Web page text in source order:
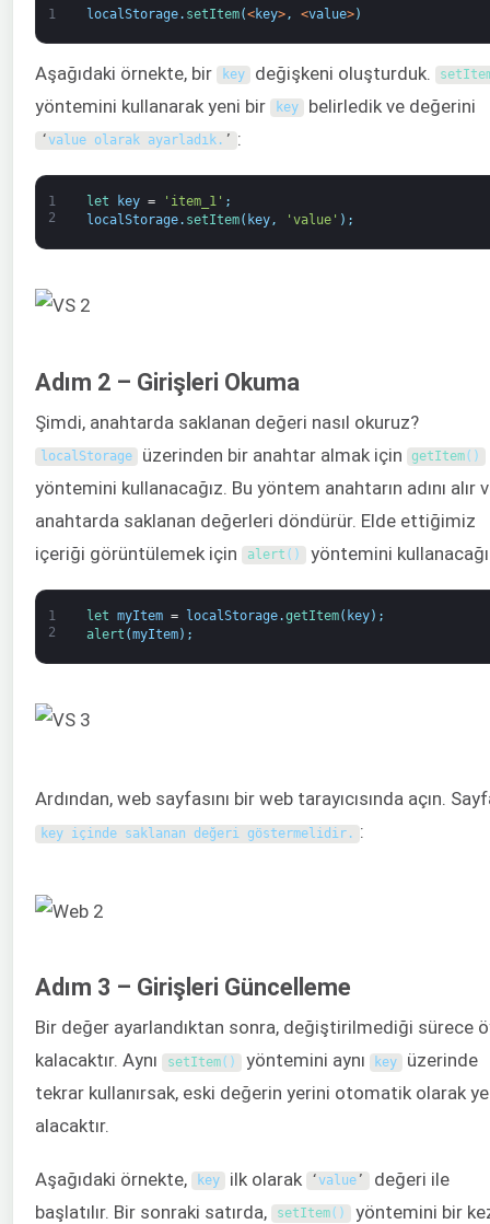
1 localStorage. setItem(<key>, <value>)
Aşağıdaki örnekte, bir key değişkeni oluşturduk.
yöntemini kullanarak yeni bir key belirledik ve değerini
‘value olarak ayarladık. ’ :
1
2
let key = 'item_1' ;
localStorage. setItem( key, 'value' ) ;
Adım 2 – Girişleri Okuma
Şimdi, anahtarda saklanan değeri nasıl okuruz?
localStorage üzerinden bir anahtar almak için getItem( )
yöntemini kullanacağız. Bu yöntem anahtarın adını alır
anahtarda saklanan değerleri döndürür. Elde ettiğimiz
içeriği görüntülemek için
alert ( ) yöntemini
1
2
let myItem = localStorage.getItem( key) ;
alert (myItem) ;
Ardından, web sayfasını bir web tarayıcısında açın.
key içinde saklanan değeri göstermelidir. :
Adım 3 – Girişleri Güncelleme
Bir değer ayarlandıktan sonra, değiştirilmediği sürece
kalacaktır. Aynı
setItem( ) yöntemini aynı key
üzerinde
tekrar kullanırsak, eski değerin yerini otomatik olarak
alacaktır.
Aşağıdaki örnekte, key ilk olarak ‘value ’
değeri ile
başlatılır. Bir sonraki satırda,
setItem( ) yöntemini bir